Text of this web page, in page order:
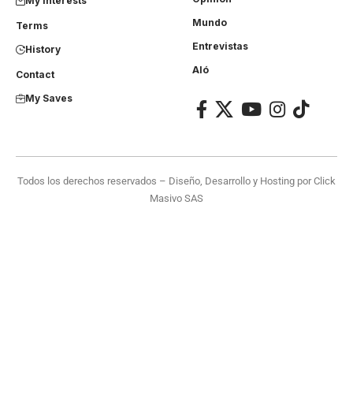
Terms
History
Contact
My Saves
Mundo
Entrevistas
Aló
Todos los derechos reservados – Diseño, Desarrollo y Hosting porClick
Masivo SAS